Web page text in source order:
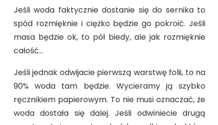
Jeśli woda faktycznie dostanie się do sernika to
spód rozmięknie i ciężko będzie go pokroić. Jeśli
masa będzie ok, to pół biedy, ale jak rozmięknie
całość…
Jeśli jednak odwijacie pierwszą warstwę folii, to na
90% woda tam będzie. Wycieramy ją szybko
ręcznikiem papierowym. To nie musi oznaczać, że
woda dostała się dalej. Jeśli odwiniecie drugą